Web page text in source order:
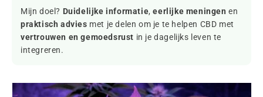
Mijn doel? Duidelijke informatie,eerlijke meningen en
praktisch advies met je delen om je te helpen CBD met
vertrouwen en gemoedsrust in je dagelijks leven te
integreren.